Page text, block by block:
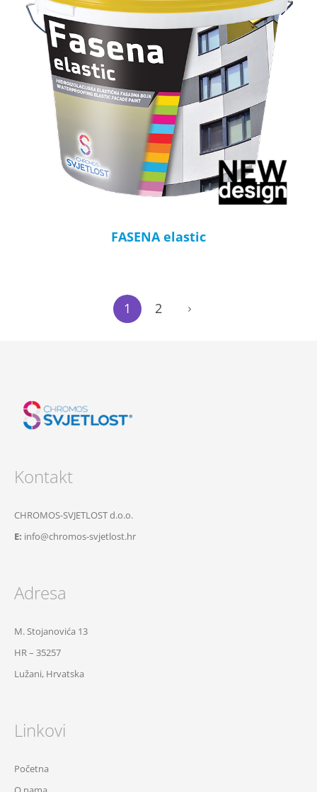
FASENA elastic
1 2
Kontakt
CHROMOS-SVJETLOST d.o.o.
E: info@chromos-svjetlost.hr
Adresa
M. Stojanovića 13
HR – 35257
Lužani, Hrvatska
Linkovi
Početna